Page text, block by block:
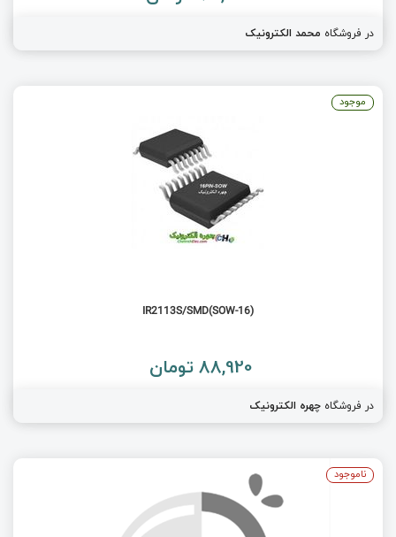
در فروشگاه محمد الکترونیک
(IR2113S/SMD(SOW-16
88,920 تومان
در فروشگاه چهره الکترونیک
موجود
ناموجود